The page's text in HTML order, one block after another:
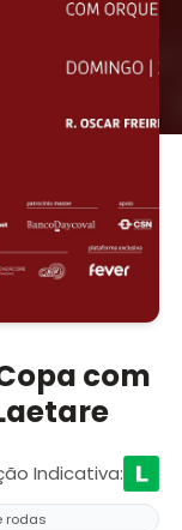
com
Indicativa:
rodas